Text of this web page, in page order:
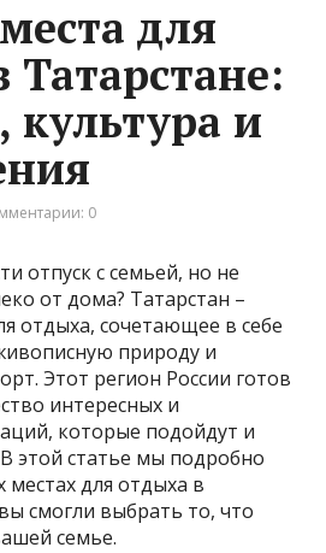
для
Татарстане:
культура и
0
отпуск с семьей, но не
от дома? Татарстан –
отдыха, сочетающее в себе
природу и
Этот регион России готов
интересных и
которые подойдут и
этой статье мы подробно
местах для отдыха в
смогли выбрать то, что
семье.